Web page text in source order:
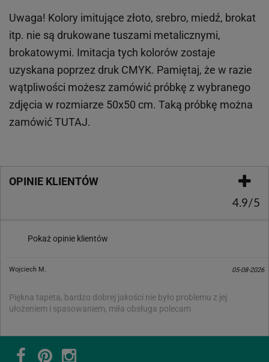
Uwaga! Kolory imitujące złoto, srebro, miedź, brokat
itp. nie są drukowane tuszami metalicznymi,
brokatowymi. Imitacja tych kolorów zostaje
uzyskana poprzez druk CMYK. Pamiętaj, że w razie
wątpliwości możesz zamówić próbkę z wybranego
zdjęcia w rozmiarze 50x50 cm. Taką próbkę można
zamówićTUTAJ.
OPINIE KLIENTÓW
4.9/5
Pokaż opinie klientów
Wojciech M. 05-08-2026
Piękna tapeta, bardzo dobrej jakości nie było problemu z jej
ułożeniem i spasowaniem, miła obsługa polecam